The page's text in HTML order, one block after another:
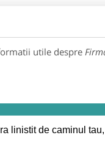
utile despre
linistit de caminul